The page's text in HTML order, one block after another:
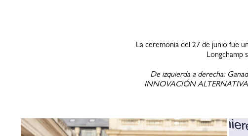
La ceremonia del 27 de junio fue
Longchamp
De izquierda a derecha:
INNOVACIÓN ALTERNATIVA;